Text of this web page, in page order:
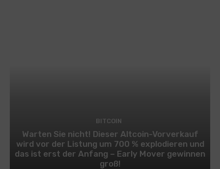
BITCOIN
Warten Sie nicht! Dieser Altcoin-Vorverkauf
wird vor der Listung um 700 % explodieren und
das ist erst der Anfang – Early Mover gewinnen
groß!